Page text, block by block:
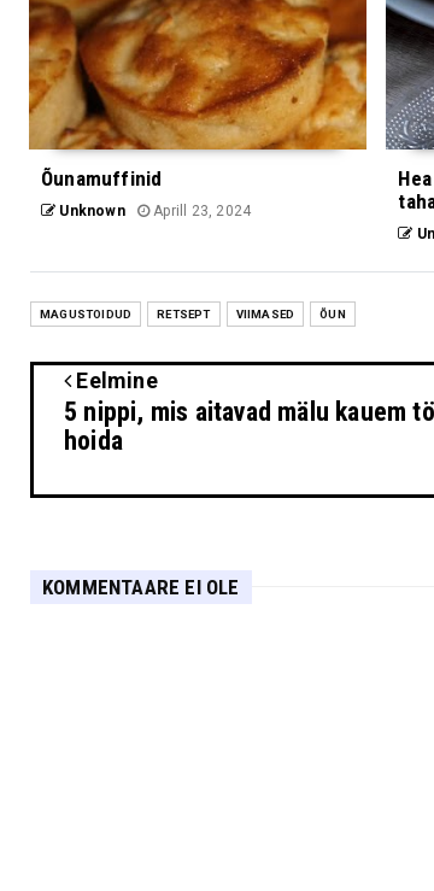
Õunamuffinid
Unknown Aprill 23, 2024
MAGUSTOIDUD RETSEPT VIIMASED ÕUN
Eelmine
5 nippi, mis aitavad mälu kauem
hoida
KOMMENTAARE EI OLE